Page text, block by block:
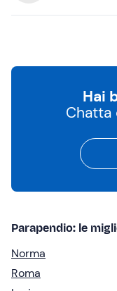
Hai
Chatta
Parapendio: le
Norma
Roma